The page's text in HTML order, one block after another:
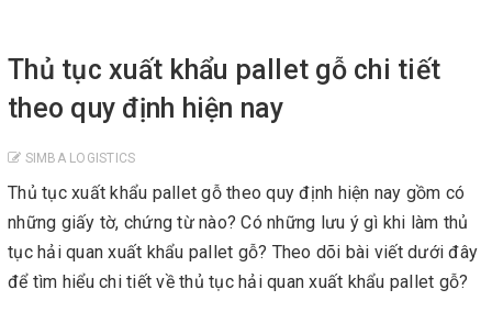
Thủ tục xuất khẩu pallet gỗ chi tiết
theo quy định hiện nay
SIMBA LOGISTICS
Thủ tục xuất khẩu pallet gỗ theo quy định hiện nay gồm có
những giấy tờ, chứng từ nào? Có những lưu ý gì khi làm thủ
tục hải quan xuất khẩu pallet gỗ? Theo dõi bài viết dưới đây
để tìm hiểu chi tiết về thủ tục hải quan xuất khẩu pallet gỗ?